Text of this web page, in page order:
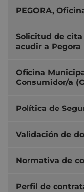
PEGORA,
Solicitud de
acudir a Pegora
Oficina
Consumidor/a
Política de
Validación de
Normativa de
Perfil de